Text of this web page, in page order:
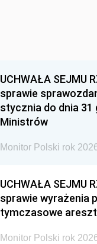
UCHWAŁA SEJMU
sprawie
stycznia do dnia 31
Ministrów
Monitor Polski rok
UCHWAŁA SEJMU
sprawie wyrażenia
tymczasowe
Monitor Polski rok